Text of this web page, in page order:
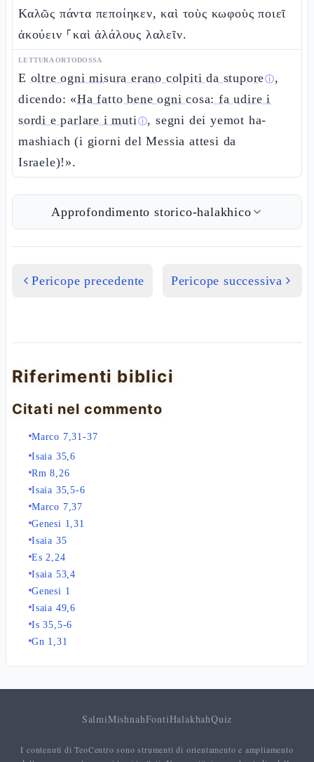
Καλῶς πάντα πεποίηκεν, καὶ τοὺς κωφοὺς ποιεῖ
ἀκούειν ⸀καὶ ἀλάλους λαλεῖν.
LETTURA ORTODOSSA
E oltre ogni misura erano colpiti da stuporeⓘ,
dicendo: «Ha fatto bene ogni cosa: fa udire i
sordi e parlare i mutiⓘ, segni dei yemot ha-
mashiach (i giorni del Messia attesi da
Israele)!».
Approfondimento storico-halakhico
Pericope precedente Pericope successiva
Riferimenti biblici
Citati nel commento
Marco 7,31-37
Isaia 35,6
Rm 8,26
Isaia 35,5-6
Marco 7,37
Genesi 1,31
Isaia 35
Es 2,24
Isaia 53,4
Genesi 1
Isaia 49,6
Is 35,5-6
Gn 1,31
SalmiMishnahFontiHalakhahQuiz
I contenuti di TeoCentro sono strumenti di orientamento e ampliamento